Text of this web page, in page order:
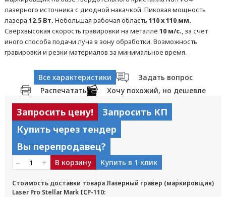
лазерного источника с диодной накачкой. Пиковая мощность
лазера 12.5 Вт. Небольшая рабочая область 110 х 110 мм.
Сверхвысокая скорость гравировки на металле 10 м/с., за счет
иного способа подачи луча в зону обработки. Возможность
гравировки и резки материалов за минимальное время.
Все характеристики
Задать вопрос
Распечатать
Хочу похожий, но дешевле
Запросить цену!
Запросить КП
Купить через тендер
Вы перепродавец?
– + В корзину Купить в 1 клик
Стоимость доставки товара Лазерный гравер (маркировщик)
Laser Pro Stellar Mark ICP-110: